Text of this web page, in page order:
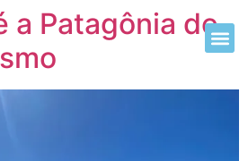
a Patagônia de